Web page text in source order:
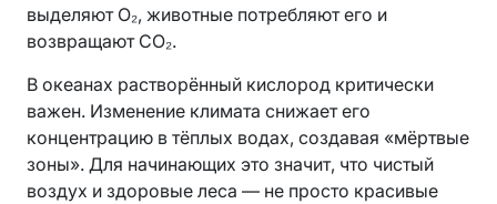
выделяют O₂, животные потребляют его и
возвращают CO₂.
В океанах растворённый кислород критически
важен. Изменение климата снижает его
концентрацию в тёплых водах, создавая «мёртвые
зоны». Для начинающих это значит, что чистый
воздух и здоровые леса — не просто красивые